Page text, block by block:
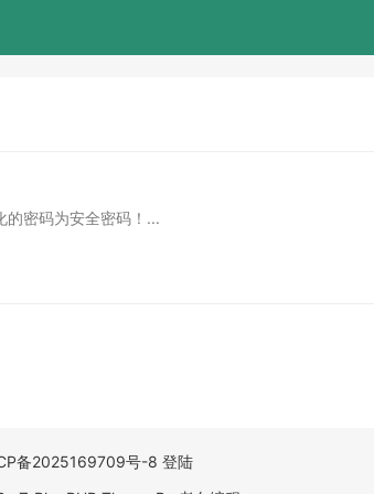
密码为安全密码！...
备2025169709号-8 登陆